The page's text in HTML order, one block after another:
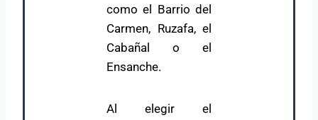
como el Barrio del
Carmen, Ruzafa, el
Cabañal o el
Ensanche.
Al elegir el